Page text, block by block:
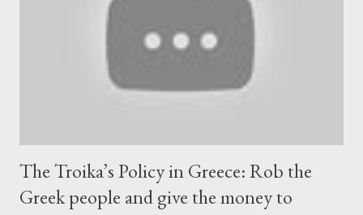
with the State Department and the CIA to spy on and monitor
and infiltrate the United Nations. The NSA was literally planning
a system of global control. They refer to it in their documents as
the global network and they want that spying netwo...
The Troika’s Policy in Greece: Rob the
Greek people and give the money to